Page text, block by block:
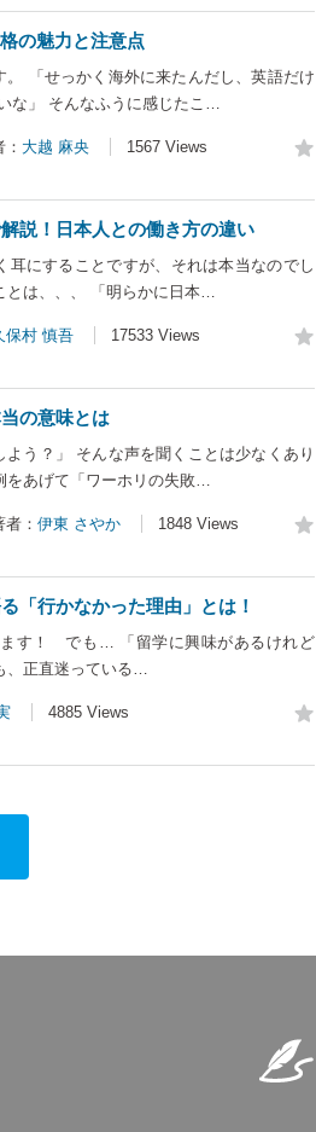
の魅力と注意点
「せっかく海外に来たんだし、英語だけ
な」 そんなふうに感じたこ…
大越 麻央 1567 Views
説！日本人との働き方の違い
耳にすることですが、それは本当なのでし
とは、、、 「明らかに日本…
保村 慎吾 17533 Views
の意味とは
う？」 そんな声を聞くことは少なくあり
をあげて「ワーホリの失敗…
者： 伊東 さやか 1848 Views
「行かなかった理由」とは！
ます！ でも… 「留学に興味があるけれど
、正直迷っている…
4885 Views